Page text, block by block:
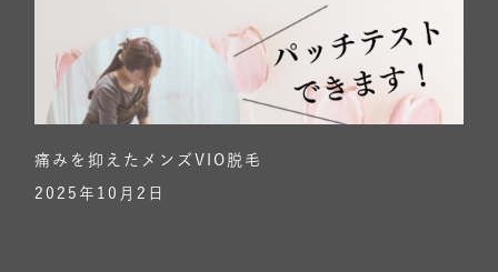
痛みを抑えたメンズVIO脱毛
2025年10月2日